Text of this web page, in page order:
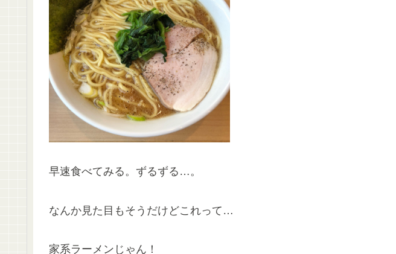
早速食べてみる。ずるずる…。
なんか見た目もそうだけどこれって…
家系ラーメンじゃん！